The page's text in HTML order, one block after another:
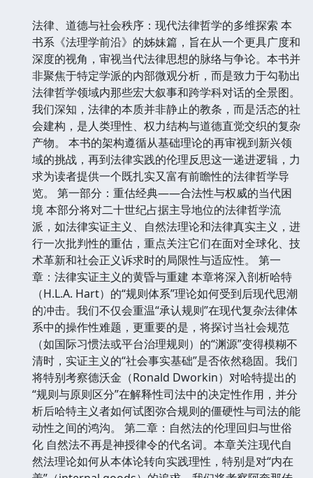
法律、道德与社会秩序：现代法律哲学的多维探索 本
书系《法理学前沿》的姊妹篇，旨在从一个更具广度和
深度的视角，审视当代法律思想的脉络与争论。本书并
非聚焦于特定学派的内部微观分析，而是致力于勾勒出
法律哲学领域内那些宏大叙事和跨学科对话的全景图。
我们深知，法律的本质并非静止的教条，而是活态的社
会建构，是人类理性、权力结构与道德直觉交织的复杂
产物。 本书的架构遵循从基础理论的再审视到新兴领
域的挑战，再到法律实践的伦理反思这一递进逻辑，力
求为读者提供一个既扎实又富有前瞻性的法律哲学导
览。 第一部分：重估经典——合法性与权威的当代困
境 本部分将对二十世纪占据主导地位的法律哲学流
派，如法律实证主义、自然法理论和法律真实主义，进
行一次批判性的重估，重点关注它们在面对全球化、技
术革新和社会正义诉求时的局限性与适应性。 第一
章：法律实证主义的黄昏与重建 本章将深入剖析哈特
（H.L.A. Hart）的“规则体系”理论如何受到后现代思潮
的冲击。我们不仅会重温“承认规则”在现代复杂法律体
系中的操作性难题，更重要的是，将探讨当社会规范
（如国际习惯法或平台治理规则）的“渊源”变得模糊不
清时，实证主义的“社会事实基础”是否依然稳固。我们
将特别考察德沃金（Ronald Dworkin）对哈特提出的
“规则与原则区分”在解释性司法中的决定性作用，并分
析后哈特主义者如何试图弥合规则的僵硬性与司法的能
动性之间的鸿沟。 第二章：自然法的伦理回归与世俗
化 自然法不再是神授律令的代名词。本章关注现代自
然法理论如何从本体论转向实践理性，特别是对“内在